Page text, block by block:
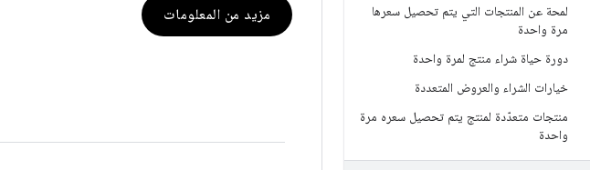
لمحة عن المنتجات التي يتم تحصيل سعرها
مرة واحدة
دورة حياة شراء منتج لمرة واحدة
خيارات الشراء والعروض المتعددة
منتجات متعدّدة لمنتج يتم تحصيل سعره مرة
واحدة
مزيد من المعلومات